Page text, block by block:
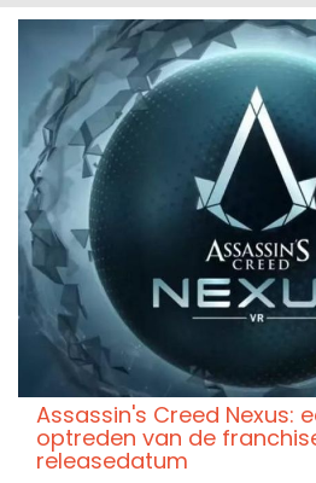
Assassin's Creed Nexus:
optreden van de
releasedatum